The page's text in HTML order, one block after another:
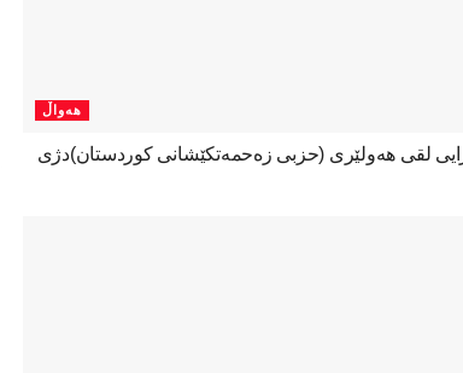
هەواڵ
لقی هەولێری (حزبی زەحمەتکێشانی کوردستان)دژی